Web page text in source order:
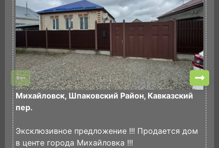
Михайловск, Шпаковский Район, Кавказский
пер.
Эксклюзивное предложение !!! Продается дом
в центе города Михайловка !!!